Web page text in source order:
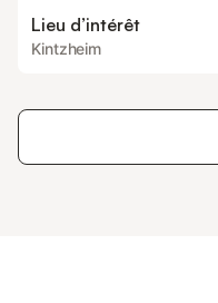
Lieu d’intérêt
Kintzheim